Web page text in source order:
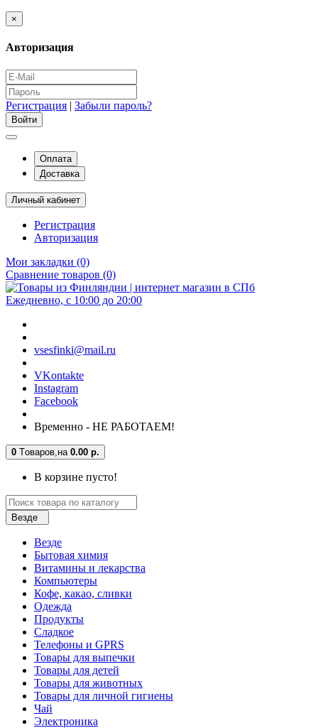
×
Авторизация
Регистрация | Забыли пароль?
Оплата
Доставка
Личный кабинет
Регистрация
Авторизация
Мои закладки (0)
Сравнение товаров (0)
Ежедневно, с 10:00 до 20:00
vsesfinki@mail.ru
VKontakte
Instagram
Facebook
Временно - НЕ РАБОТАЕМ!
0 Tоваров, на 0.00 р.
В корзине пусто!
Везде
Везде
Бытовая химия
Витамины и лекарства
Компьютеры
Кофе, какао, сливки
Одежда
Продукты
Сладкое
Телефоны и GPRS
Товары для выпечки
Товары для детей
Товары для животных
Товары для личной гигиены
Чай
Электроника